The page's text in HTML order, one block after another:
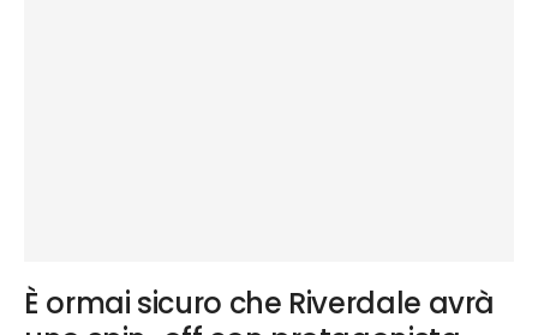
È ormai sicuro che Riverdale avrà